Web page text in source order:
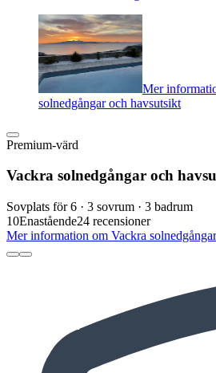
Mer
solnedgångar och havsutsikt
Premium-värd
Vackra solnedgångar och
Sovplats för 6 · 3 sovrum · 3 badrum
10Enastående24 recensioner
Mer information om Vackra